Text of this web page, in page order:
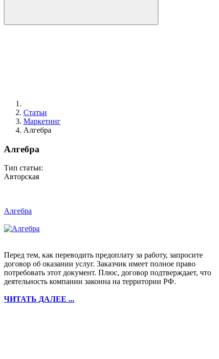
Статьи
Маркетинг
Алгебра
Алгебра
Тип статьи:
Авторская
Алгебра
Перед тем, как переводить предоплату за работу, запросите
договор об оказании услуг. Заказчик имеет полное право
потребовать этот документ. Плюс, договор подтверждает, что
деятельность компании законна на территории РФ.
ЧИТАТЬ ДАЛЕЕ ...